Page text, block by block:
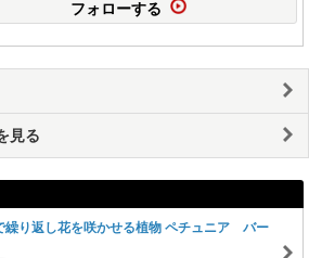
フォローする
見る
繰り返し花を咲かせる植物 ペチュニア バー